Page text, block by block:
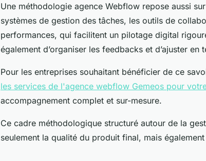
Une méthodologie agence Webflow repose aussi
systèmes de gestion des tâches, les outils de
performances, qui facilitent un pilotage digital
également d’organiser les feedbacks et d’ajuster
Pour les entreprises souhaitant bénéficier de ce
les services de l'agence webflow Gemeos pour
accompagnement complet et sur-mesure.
Ce cadre méthodologique structuré autour de la
seulement la qualité du produit final, mais